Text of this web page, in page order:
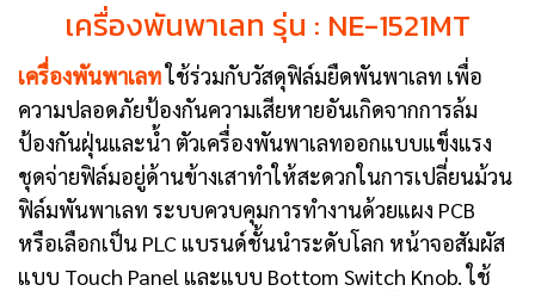
เครื่องพันพาเลท รุ่น : NE-1521MT
เครื่องพันพาเลทใช้ร่วมกับวัสดุฟิล์มยืดพันพาเลท เพื่อ
ความปลอดภัยป้องกันความเสียหายอันเกิดจากการล้ม
ป้องกันฝุ่นและน้ำ ตัวเครื่องพันพาเลทออกแบบแข็งแรง
ชุดจ่ายฟิล์มอยู่ด้านข้างเสาทำให้สะดวกในการเปลี่ยนม้วน
ฟิล์มพันพาเลท ระบบควบคุมการทำงานด้วยแผง PCB
หรือเลือกเป็น PLC แบรนด์ชั้นนำระดับโลก หน้าจอสัมผัส
แบบ Touch Panel และแบบ Bottom Switch Knob. ใช้